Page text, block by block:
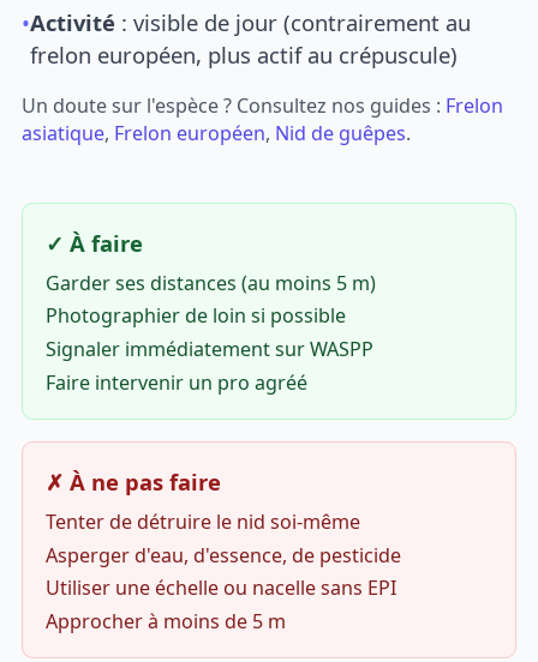
•Activité : visible de jour (contrairement au
frelon européen, plus actif au crépuscule)
Un doute sur l'espèce ? Consultez nos guides : Frelon
asiatique, Frelon européen, Nid de guêpes.
✓ À faire
Garder ses distances (au moins 5 m)
Photographier de loin si possible
Signaler immédiatement sur WASPP
Faire intervenir un pro agréé
✗ À ne pas faire
Tenter de détruire le nid soi-même
Asperger d'eau, d'essence, de pesticide
Utiliser une échelle ou nacelle sans EPI
Approcher à moins de 5 m